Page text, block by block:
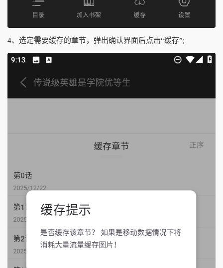
4、选定需要缓存的章节，弹出确认界面后点击“缓存”;